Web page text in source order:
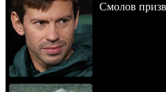
Смолов